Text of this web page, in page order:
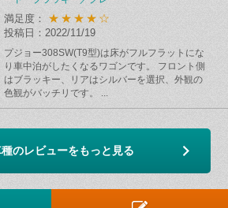
満足度： ★★★★☆
投稿日：2022/11/19
プジョー308SW(T9型)は床がフルフラットにな
り車中泊がしたくなるワゴンです。 フロント側
はブラッキー、リアはシルバーを選択、外観の
色観がバッチリです。 ...
のレビューをもっと見る